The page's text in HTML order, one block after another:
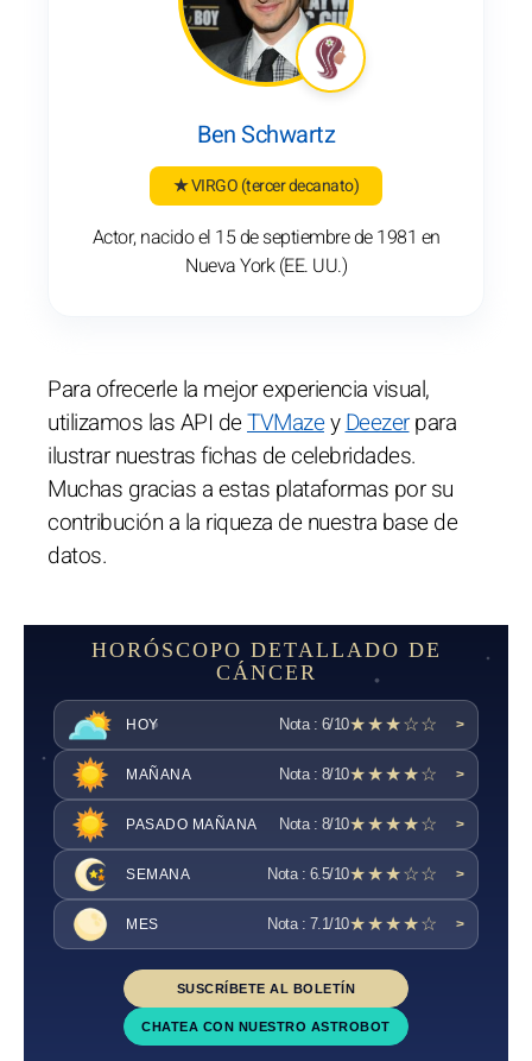
Ben Schwartz
★ VIRGO(tercer decanato)
Actor, nacido el 15 de septiembre de 1981 en
Nueva York (EE. UU.)
Para ofrecerle la mejor experiencia visual,
utilizamos las API deTVMazeyDeezerpara
ilustrar nuestras fichas de celebridades.
Muchas gracias a estas plataformas por su
contribución a la riqueza de nuestra base de
datos.
HORÓSCOPO DETALLADO DE
CÁNCER
HOY Nota : 6/10★★★☆☆ >
MAÑANA Nota : 8/10★★★★☆ >
PASADO MAÑANA Nota : 8/10★★★★☆ >
SEMANA Nota : 6.5/10★★★☆☆ >
MES Nota : 7.1/10★★★★☆ >
SUSCRÍBETE AL BOLETÍN
CHATEA CON NUESTRO ASTROBOT